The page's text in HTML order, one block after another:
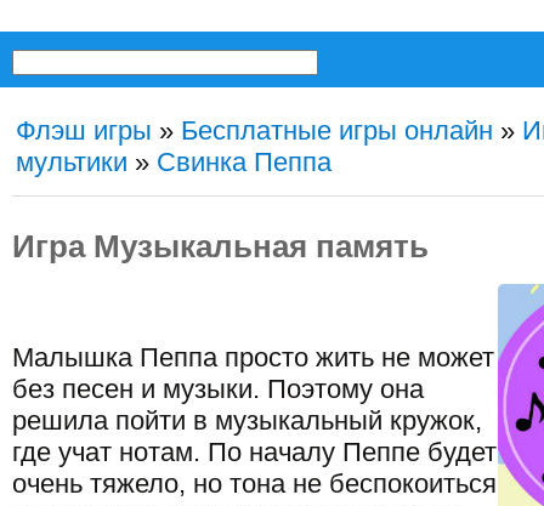
Флэш игры » Бесплатные игры онлайн »
мультики » Свинка Пеппа
Игра Музыкальная память
Малышка Пеппа просто жить не может
без песен и музыки. Поэтому она
решила пойти в музыкальный кружок,
где учат нотам. По началу Пеппе будет
очень тяжело, но тона не беспокоиться